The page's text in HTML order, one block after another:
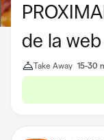
de la web
Take Away 15-30